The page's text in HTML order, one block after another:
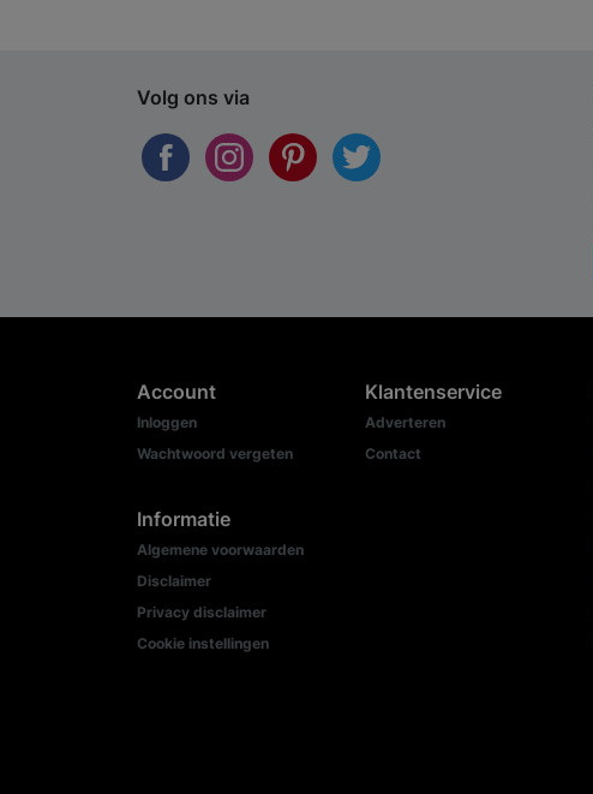
Volg ons via
Account
Inloggen
Wachtwoord vergeten
Informatie
Algemene voorwaarden
Disclaimer
Privacy disclaimer
Cookie instellingen
Klantenservice
Adverteren
Contact